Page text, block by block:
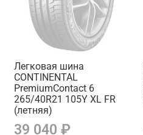
Легковая шина
CONTINENTAL
PremiumContact 6
265/40R21 105Y XL FR
(летняя)
39 040 ₽